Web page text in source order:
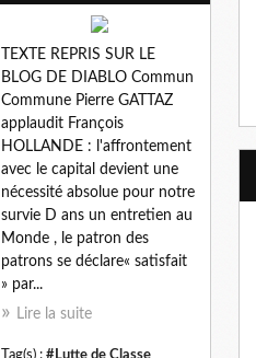
TEXTE REPRIS SUR LE
BLOG DE DIABLO Commun
Commune Pierre GATTAZ
applaudit François
HOLLANDE : l'affrontement
avec le capital devient une
nécessité absolue pour notre
survie D ans un entretien au
Monde , le patron des
patrons se déclare« satisfait
» par...
Lire la suite
Tag(s) : #Lutte de Classe